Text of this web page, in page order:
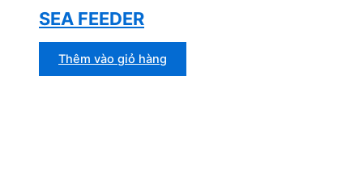
SEA FEEDER
Thêm vào giỏ hàng